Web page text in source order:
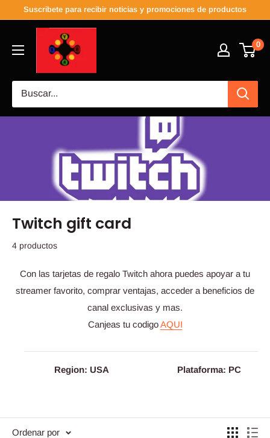
Suscribete para recibir noticias y promociones de productos
0
Twitch gift card
4 productos
Con las tarjetas de regalo Twitch ahora puedes apoyar a tu
streamer favorito, comprar ventajas, acceder a beneficios de
canal exclusivas y mas.
Canjeas tu codigoAQUI
Region: USA Plataforma: PC
Ordenar por